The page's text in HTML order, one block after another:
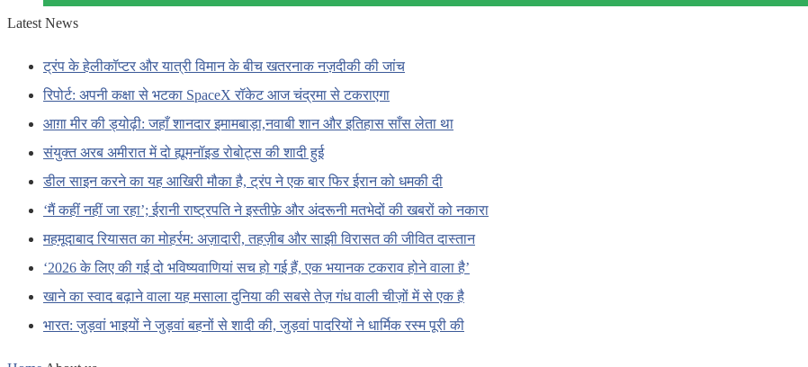
Latest News
ट्रंप के हेलीकॉप्टर और यात्री विमान के बीच खतरनाक नज़दीकी की जांच
रिपोर्ट: अपनी कक्षा से भटका SpaceX रॉकेट आज चंद्रमा से टकराएगा
आग़ा मीर की ड्योढ़ी: जहाँ शानदार इमामबाड़ा,नवाबी शान और इतिहास साँस लेता था
संयुक्त अरब अमीरात में दो ह्यूमनॉइड रोबोट्स की शादी हुई
डील साइन करने का यह आखिरी मौका है, ट्रंप ने एक बार फिर ईरान को धमकी दी
‘मैं कहीं नहीं जा रहा’; ईरानी राष्ट्रपति ने इस्तीफ़े और अंदरूनी मतभेदों की खबरों को नकारा
महमूदाबाद रियासत का मोहर्रम: अज़ादारी, तहज़ीब और साझी विरासत की जीवित दास्तान
‘2026 के लिए की गई दो भविष्यवाणियां सच हो गई हैं, एक भयानक टकराव होने वाला है’
खाने का स्वाद बढ़ाने वाला यह मसाला दुनिया की सबसे तेज़ गंध वाली चीज़ों में से एक है
भारत: जुड़वां भाइयों ने जुड़वां बहनों से शादी की, जुड़वां पादरियों ने धार्मिक रस्म पूरी की